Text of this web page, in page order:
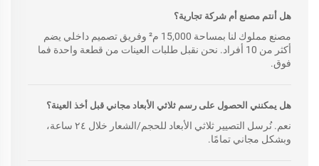
هل أنتم مصنع أم شركة تجارية؟
مصنع مملوك لنا بمساحة 15,000 م² وفريق تصميم داخلي يضم
أكثر من 10 أفراد. نحن نقبل طلبات العينات من قطعة واحدة فما
فوق.
هل يمكنني الحصول على رسم ثلاثي الأبعاد مجاني قبل أخذ العينة؟
نعم. نُرسل التصيير ثلاثي الأبعاد للحجم/الشعار خلال ٢٤ ساعة،
وبشكل مجاني تمامًا.